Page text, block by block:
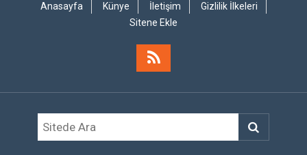
Anasayfa Künye İletişim
Gizlilik İlkeleri
Sitene Ekle